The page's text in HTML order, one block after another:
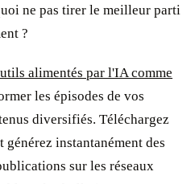
ne pas tirer le meilleur parti
?
alimentés par l'IA comme
les épisodes de vos
diversifiés. Téléchargez
instantanément des
sur les réseaux